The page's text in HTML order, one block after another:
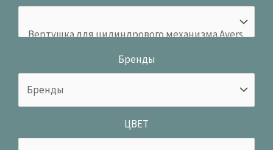
Бренды
ЦВЕТ